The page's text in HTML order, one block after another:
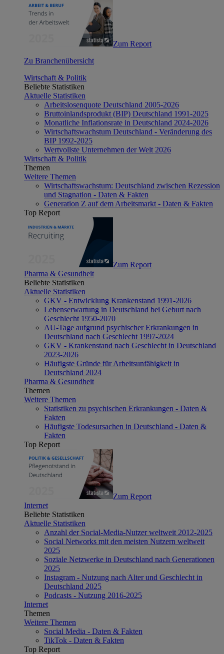
Zum Report
Zu Branchenübersicht
Wirtschaft & Politik
Beliebte Statistiken
Aktuelle Statistiken
Arbeitslosenquote Deutschland 2005-2026
Bruttoinlandsprodukt (BIP) Deutschland 1991-2025
Monatliche Inflationsrate in Deutschland 2024-2026
Wirtschaftswachstum Deutschland - Veränderung des
BIP 1992-2025
Wertvollste Unternehmen der Welt 2026
Wirtschaft & Politik
Themen
Weitere Themen
Wirtschaftswachstum: Deutschland zwischen Rezession
und Stagnation - Daten & Fakten
Generation Z auf dem Arbeitsmarkt - Daten & Fakten
Top Report
Zum Report
Pharma & Gesundheit
Beliebte Statistiken
Aktuelle Statistiken
GKV - Entwicklung Krankenstand 1991-2026
Lebenserwartung in Deutschland bei Geburt nach
Geschlecht 1950-2070
AU-Tage aufgrund psychischer Erkrankungen in
Deutschland nach Geschlecht 1997-2024
GKV - Krankenstand nach Geschlecht in Deutschland
2023-2026
Häufigste Gründe für Arbeitsunfähigkeit in
Deutschland 2024
Pharma & Gesundheit
Themen
Weitere Themen
Statistiken zu psychischen Erkrankungen - Daten &
Fakten
Häufigste Todesursachen in Deutschland - Daten &
Fakten
Top Report
Zum Report
Internet
Beliebte Statistiken
Aktuelle Statistiken
Anzahl der Social-Media-Nutzer weltweit 2012-2025
Social Networks mit den meisten Nutzern weltweit
2025
Soziale Netzwerke in Deutschland nach Generationen
2025
Instagram - Nutzung nach Alter und Geschlecht in
Deutschland 2025
Podcasts - Nutzung 2016-2025
Internet
Themen
Weitere Themen
Social Media - Daten & Fakten
TikTok - Daten & Fakten
Top Report